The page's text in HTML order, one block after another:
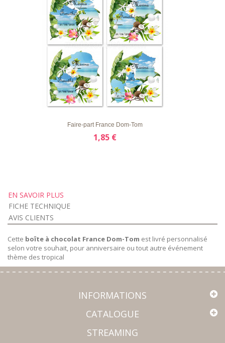
D'ENVIE
APERÇU RAPIDE DÉTAILS
Faire-part France Dom-Tom
1,85 €
EN SAVOIR PLUS
FICHE TECHNIQUE
AVIS CLIENTS
Cette boîte à chocolat France Dom-Tom est livré personnalisé
selon votre souhait, pour anniversaire ou tout autre événement
thème des tropical
INFORMATIONS
CATALOGUE
STREAMING